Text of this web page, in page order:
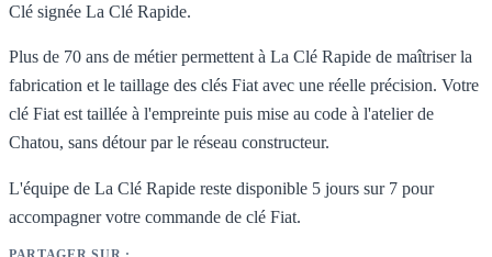
Clé signée La Clé Rapide.
Plus de 70 ans de métier permettent à La Clé Rapide de maîtriser la
fabrication et le taillage des clés Fiat avec une réelle précision. Votre
clé Fiat est taillée à l'empreinte puis mise au code à l'atelier de
Chatou, sans détour par le réseau constructeur.
L'équipe de La Clé Rapide reste disponible 5 jours sur 7 pour
accompagner votre commande de clé Fiat.